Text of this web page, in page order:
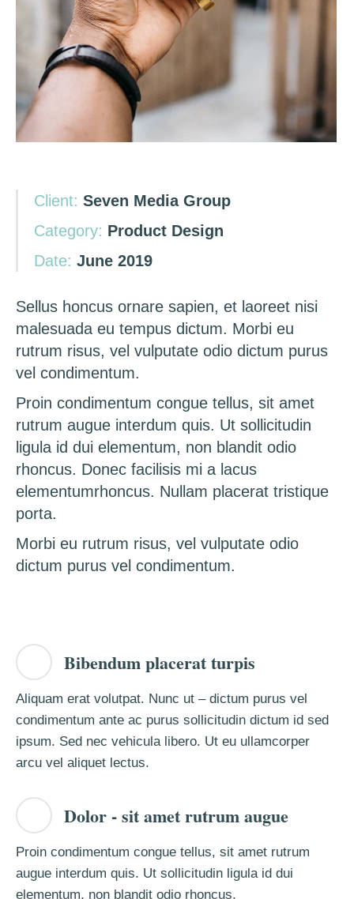
Client: Seven Media Group
Category: Product Design
Date: June 2019
Sellus honcus ornare sapien, et laoreet nisi
malesuada eu tempus dictum. Morbi eu
rutrum risus, vel vulputate odio dictum purus
vel condimentum.
Proin condimentum congue tellus, sit amet
rutrum augue interdum quis. Ut sollicitudin
ligula id dui elementum, non blandit odio
rhoncus. Donec facilisis mi a lacus
elementumrhoncus. Nullam placerat tristique
porta.
Morbi eu rutrum risus, vel vulputate odio
dictum purus vel condimentum.
Bibendum placerat turpis
Aliquam erat volutpat. Nunc ut – dictum purus vel
condimentum ante ac purus sollicitudin dictum id sed
ipsum. Sed nec vehicula libero. Ut eu ullamcorper
arcu vel aliquet lectus.
Dolor - sit amet rutrum augue
Proin condimentum congue tellus, sit amet rutrum
augue interdum quis. Ut sollicitudin ligula id dui
elementum, non blandit odio rhoncus.